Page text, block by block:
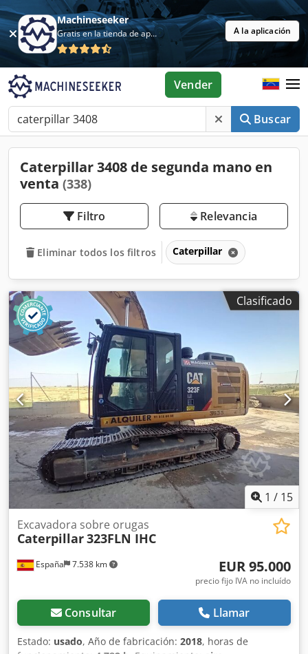
Machineseeker
Gratis en la tienda de aplicaciones A la aplicación
Buscar
Vender
Caterpillar 3408 de segunda mano en
venta (338)
Filtro Relevancia
Eliminar todos los filtros Caterpillar
Clasificado
1 / 15
España 7.538 km
Excavadora sobre orugas
Caterpillar323FLN IHC
EUR 95.000
precio fijo IVA no incluído
Consultar Llamar
Estado: usado, Año de fabricación: 2018, horas de